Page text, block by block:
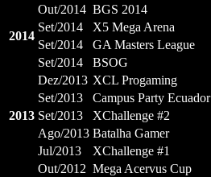
2014
Out/2014 BGS 2014
Set/2014
X5 Mega Arena
Set/2014
GA Masters League
Set/2014
BSOG
2013
Dez/2013 XCL Progaming
Set/2013
Campus Party Ecuador
Set/2013
XChallenge #2
Ago/2013 Batalha Gamer
Jul/2013
XChallenge #1
Out/2012 Mega Acervus Cup